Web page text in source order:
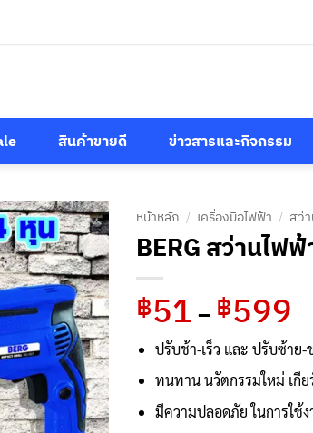
สินค้าขายดี ข่าวสารและกิจกรรม
หน้าหลัก / เครื่องมือไฟฟ้า / สว่
BERG สว่านไฟ
฿51 – ฿599
฿
฿
ปรับช้า-เร็ว และ ปรับซ้าย-
ทนทาน นวัตกรรมใหม่ เกีย
มีความปลอดภัย ในการใช้